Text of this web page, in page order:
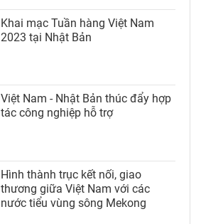
Khai mạc Tuần hàng Việt Nam
2023 tại Nhật Bản
Việt Nam - Nhật Bản thúc đẩy hợp
tác công nghiệp hỗ trợ
Hình thành trục kết nối, giao
thương giữa Việt Nam với các
nước tiểu vùng sông Mekong